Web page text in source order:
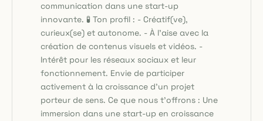
communication dans une start-up
innovante. 🧪 Ton profil : - Créatif(ve),
curieux(se) et autonome. - À l’aise avec la
création de contenus visuels et vidéos. -
Intérêt pour les réseaux sociaux et leur
fonctionnement. Envie de participer
activement à la croissance d’un projet
porteur de sens. Ce que nous t'offrons : Une
immersion dans une start-up en croissance